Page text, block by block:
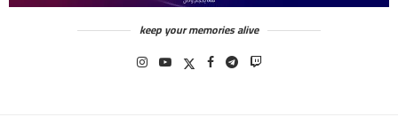
keep your memories alive